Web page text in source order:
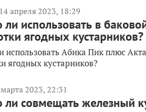
14 апреля 2023, 18:29
использовать в
ягодных кустарников?
использовать Абика Пик плюс
ягодных кустарников?
2023, 22:31
совмещать железный